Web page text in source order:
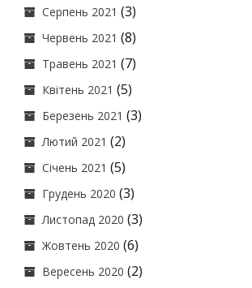
Серпень 2021 (3)
Червень 2021 (8)
Травень 2021 (7)
Квітень 2021 (5)
Березень 2021 (3)
Лютий 2021 (2)
Січень 2021 (5)
Грудень 2020 (3)
Листопад 2020 (3)
Жовтень 2020 (6)
Вересень 2020 (2)